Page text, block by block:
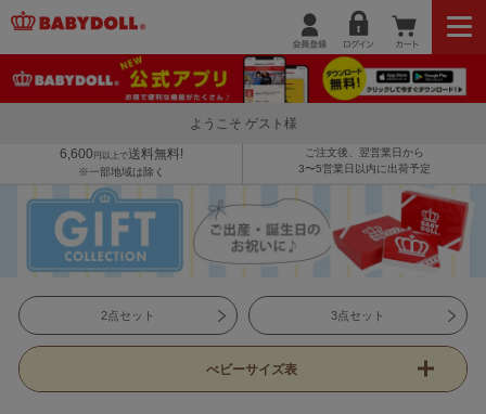
ようこそ ゲスト様
6,600 円以上で送料無料!
※一部地域は除く
ご注文後、翌営業日から
3〜5営業日以内に出荷予定
2点セット 3点セット
べビーサイズ表